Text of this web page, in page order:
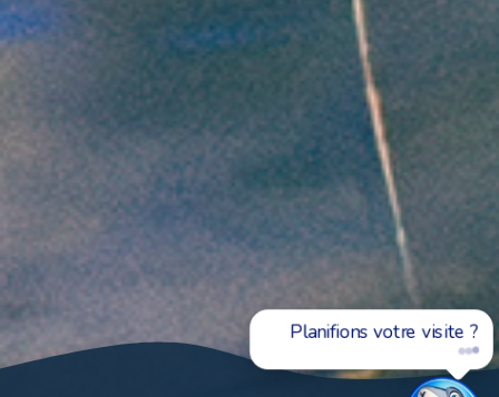
Demandez-moi des
informations sur les
billets, les horaires ou
comme